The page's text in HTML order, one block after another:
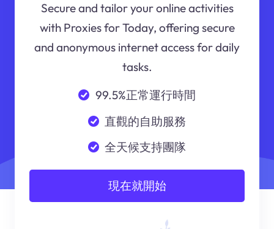
Secure and tailor your online activities
with Proxies for Today, offering secure
and anonymous internet access for daily
tasks.
99.5%正常運行時間
直觀的自助服務
全天候支持團隊
現在就開始